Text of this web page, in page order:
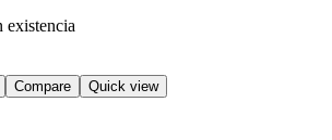
existencia
Compare Quick view